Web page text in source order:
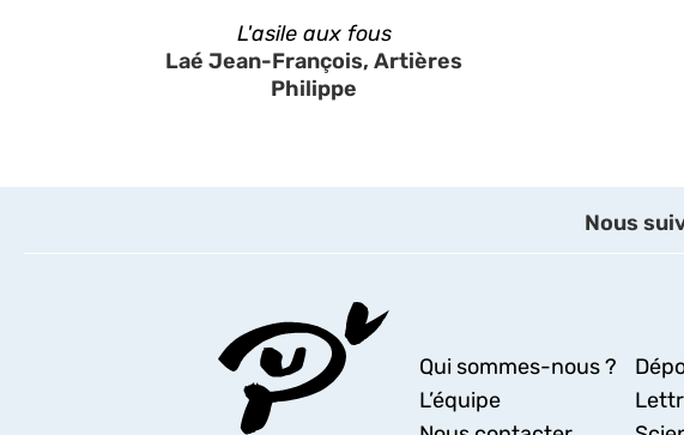
L'asile aux fous
Laé Jean-François, Artières
Philippe
Nous
Qui sommes-nous ?
L’équipe